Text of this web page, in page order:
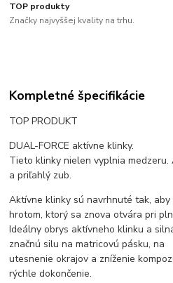
TOP produkty
Značky najvyššej kvality na trhu.
Kompletné špecifikácie
TOP PRODUKT
DUAL-FORCE aktívne klinky.
Tieto klinky nielen vyplnia
a priľahlý zub.
Aktívne klinky sú navrhnuté tak,
hrotom, ktorý sa znova otvára pri
Ideálny obrys aktívneho klinku a
značnú silu na matricovú pásku, na
utesnenie okrajov a zníženie
rýchle dokončenie.